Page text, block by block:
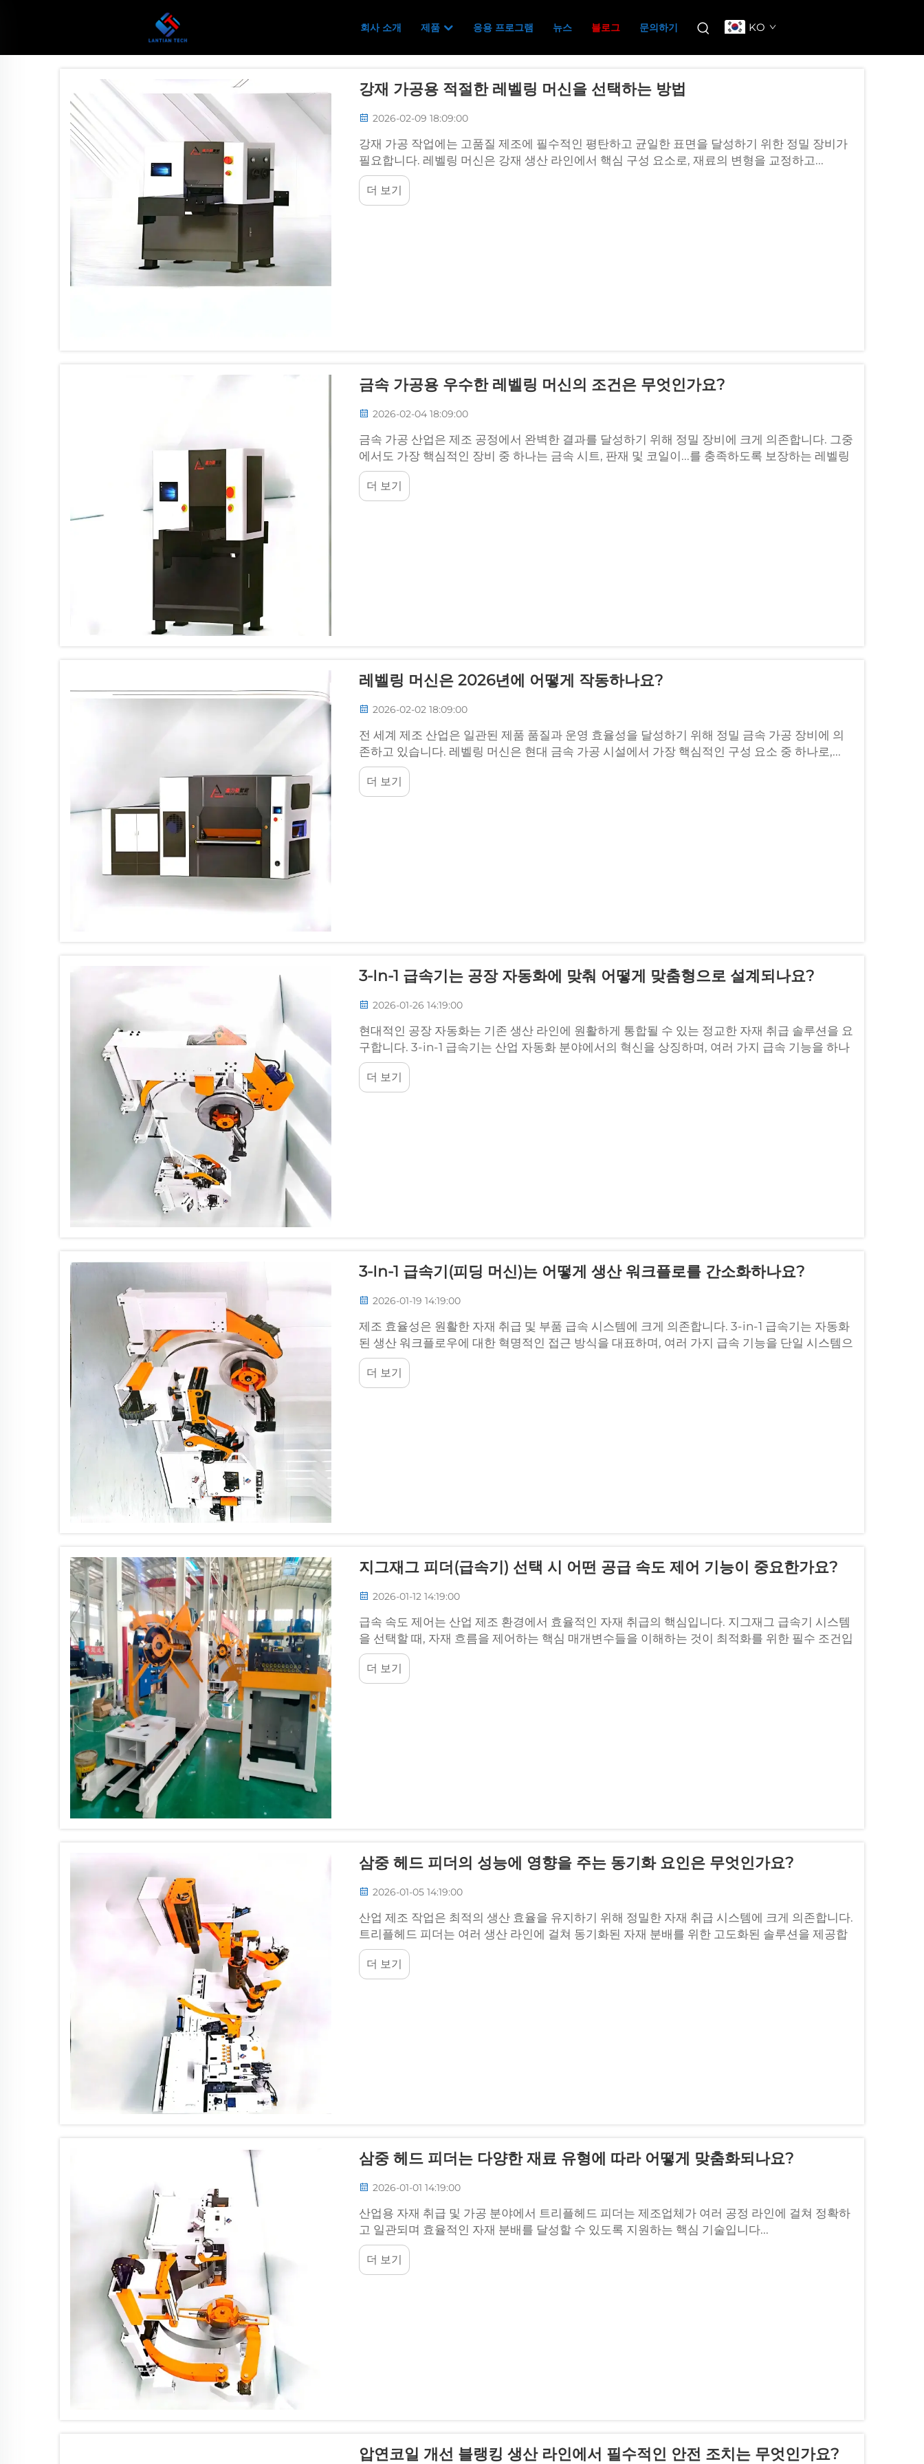
회사 소개 제품 응용 프로그램 뉴스 블로그 문의하기 KO
강재 가공용 적절한 레벨링 머신을 선택하는 방법
2026-02-09 18:09:00
강재 가공 작업에는 고품질 제조에 필수적인 평탄하고 균일한 표면을 달성하기 위한 정밀 장비가
필요합니다. 레벨링 머신은 강재 생산 라인에서 핵심 구성 요소로, 재료의 변형을 교정하고...
더 보기
금속 가공용 우수한 레벨링 머신의 조건은 무엇인가요?
2026-02-04 18:09:00
금속 가공 산업은 제조 공정에서 완벽한 결과를 달성하기 위해 정밀 장비에 크게 의존합니다. 그중
에서도 가장 핵심적인 장비 중 하나는 금속 시트, 판재 및 코일이...를 충족하도록 보장하는 레벨링
머신입니다.
더 보기
레벨링 머신은 2026년에 어떻게 작동하나요?
2026-02-02 18:09:00
전 세계 제조 산업은 일관된 제품 품질과 운영 효율성을 달성하기 위해 정밀 금속 가공 장비에 의
존하고 있습니다. 레벨링 머신은 현대 금속 가공 시설에서 가장 핵심적인 구성 요소 중 하나로,...
더 보기
3-In-1 급속기는 공장 자동화에 맞춰 어떻게 맞춤형으로 설계되나요?
2026-01-26 14:19:00
현대적인 공장 자동화는 기존 생산 라인에 원활하게 통합될 수 있는 정교한 자재 취급 솔루션을 요
구합니다. 3-in-1 급속기는 산업 자동화 분야에서의 혁신을 상징하며, 여러 가지 급속 기능을 하나
의 시스템으로 통합합니다...
더 보기
3-In-1 급속기(피딩 머신)는 어떻게 생산 워크플로를 간소화하나요?
2026-01-19 14:19:00
제조 효율성은 원활한 자재 취급 및 부품 급속 시스템에 크게 의존합니다. 3-in-1 급속기는 자동화
된 생산 워크플로우에 대한 혁명적인 접근 방식을 대표하며, 여러 가지 급속 기능을 단일 시스템으
로 통합합니다...
더 보기
지그재그 피더(급속기) 선택 시 어떤 공급 속도 제어 기능이 중요한가요?
2026-01-12 14:19:00
급속 속도 제어는 산업 제조 환경에서 효율적인 자재 취급의 핵심입니다. 지그재그 급속기 시스템
을 선택할 때, 자재 흐름을 제어하는 핵심 매개변수들을 이해하는 것이 최적화를 위한 필수 조건입
니다...
더 보기
삼중 헤드 피더의 성능에 영향을 주는 동기화 요인은 무엇인가요?
2026-01-05 14:19:00
산업 제조 작업은 최적의 생산 효율을 유지하기 위해 정밀한 자재 취급 시스템에 크게 의존합니다.
트리플헤드 피더는 여러 생산 라인에 걸쳐 동기화된 자재 분배를 위한 고도화된 솔루션을 제공합
니다...
더 보기
삼중 헤드 피더는 다양한 재료 유형에 따라 어떻게 맞춤화되나요?
2026-01-01 14:19:00
산업용 자재 취급 및 가공 분야에서 트리플헤드 피더는 제조업체가 여러 공정 라인에 걸쳐 정확하
고 일관되며 효율적인 자재 분배를 달성할 수 있도록 지원하는 핵심 기술입니다...
더 보기
압연코일 개선 블랭킹 생산 라인에서 필수적인 안전 조치는 무엇인가요?